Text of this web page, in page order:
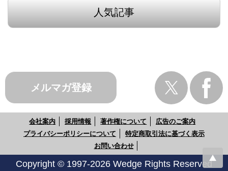
人気記事
メルマガ登録
会社案内 採用情報 著作権について
広告のご案内
プライバシーポリシーについて
特定商取引法に基づく表示
お問い合わせ
Copyright © 1997-2026 Wedge Rights Reserved